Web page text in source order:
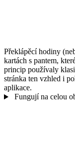
Překlápěcí hodiny
kartách s pantem,
princip používaly
stránka ten vzhled i
aplikace.
Fungují na celou